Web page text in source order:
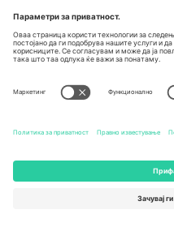
Germany
Unter den Linden 24, 10117
Berlin, Germany
131 Continental Dr, Suite 305,